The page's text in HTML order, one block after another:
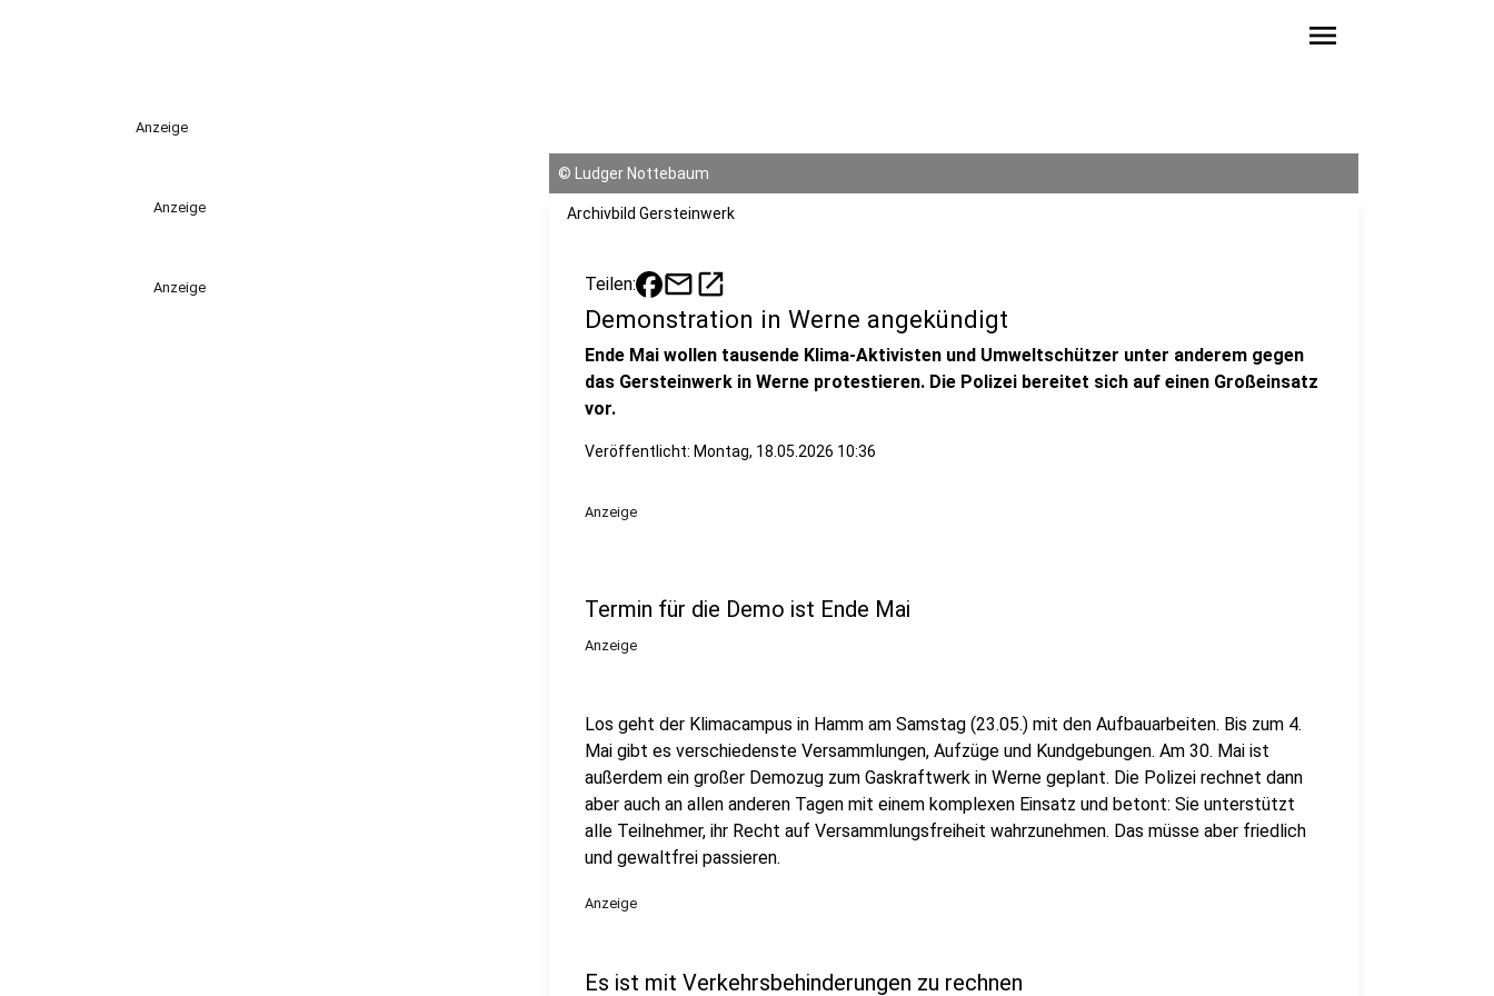
menu
Anzeige
Anzeige
Anzeige
© Ludger Nottebaum
Archivbild Gersteinwerk
Teilen: mailopen_in_new
Demonstration in Werne angekündigt
Ende Mai wollen tausende Klima-Aktivisten und Umweltschützer unter anderem gegen
das Gersteinwerk in Werne protestieren. Die Polizei bereitet sich auf einen Großeinsatz
vor.
Veröffentlicht: Montag, 18.05.2026 10:36
Anzeige
Termin für die Demo ist Ende Mai
Anzeige
Los geht der Klimacampus in Hamm am Samstag (23.05.) mit den Aufbauarbeiten. Bis zum 4.
Mai gibt es verschiedenste Versammlungen, Aufzüge und Kundgebungen. Am 30. Mai ist
außerdem ein großer Demozug zum Gaskraftwerk in Werne geplant. Die Polizei rechnet dann
aber auch an allen anderen Tagen mit einem komplexen Einsatz und betont: Sie unterstützt
alle Teilnehmer, ihr Recht auf Versammlungsfreiheit wahrzunehmen. Das müsse aber friedlich
und gewaltfrei passieren.
Anzeige
Es ist mit Verkehrsbehinderungen zu rechnen